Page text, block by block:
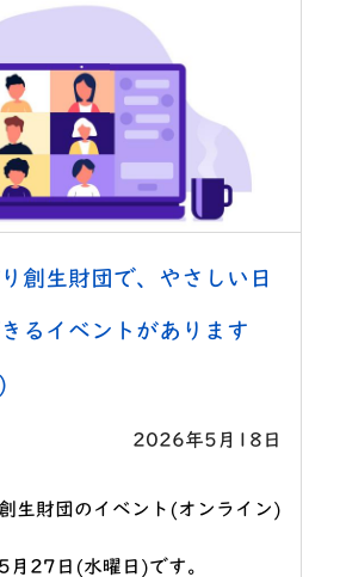
創生財団で、やさしい日
るイベントがあります
2026年5月18日
生財団のイベント(オンライン)
月27日(水曜日)です。